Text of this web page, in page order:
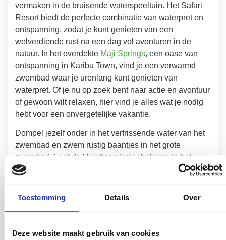
Toestemming Details Over
Deze website maakt gebruik van cookies
vermaken in de bruisende waterspeeltuin. Het Safari
Resort biedt de perfecte combinatie van waterpret en
ontspanning, zodat je kunt genieten van een
welverdiende rust na een dag vol avonturen in de
natuur. In het overdekte Maji Springs, een oase van
ontspanning in Karibu Town, vind je een verwarmd
zwembad waar je urenlang kunt genieten van
waterpret. Of je nu op zoek bent naar actie en avontuur
of gewoon wilt relaxen, hier vind je alles wat je nodig
hebt voor een onvergetelijke vakantie.
Dompel jezelf onder in het verfrissende water van het
zwembad en zwem rustig baantjes in het grote
zwembad. Laat de kleintjes plezier beleven in het
peuter- en kleuterbad, speciaal ontworpen voor hun
waterglijbaan of kom helemaal tot rust terwijl je geniet
opwinding of gewoon wilt ontspannen en tot rust wilt